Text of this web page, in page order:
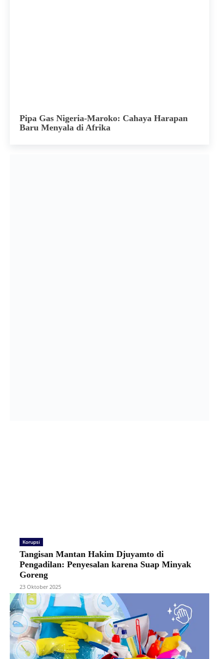
Pipa Gas Nigeria-Maroko: Cahaya Harapan
Baru Menyala di Afrika
Korupsi
Tangisan Mantan Hakim Djuyamto di
Pengadilan: Penyesalan karena Suap Minyak
Goreng
23 Oktober 2025